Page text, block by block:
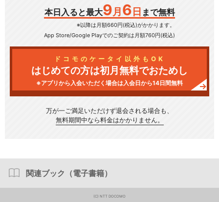
本日入ると最大9 月 6 日 まで無料
※以降は月額660円(税込)がかかります。
App Store/Google Playでのご契約は月額760円(税込)
ドコモのケータイ以外もOK
はじめての方は初月無料でおためし
※アプリから入会いただく場合は入会日から14日間無料
万が一ご満足いただけず退会される場合も、
無料期間中なら料金はかかりません。
関連ブック（電子書籍）
(C) NTT DOCOMO